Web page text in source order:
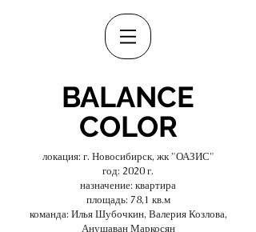
BALANCE
COLOR
локация: г. Новосибирск, жк "ОАЗИС"
год: 2020 г.
назначение: квартира
площадь: 78,1 кв.м
команда: Илья Шубочкин, Валерия Козлова,
Анушаван Маркосян